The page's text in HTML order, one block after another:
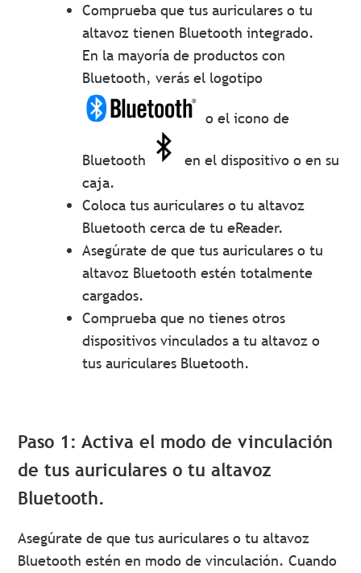
Comprueba que tus auriculares o tu
altavoz tienen Bluetooth integrado.
En la mayoría de productos con
Bluetooth, verás el logotipo
o el icono de
Bluetooth
en el dispositivo o en su
caja.
Coloca tus auriculares o tu altavoz
Bluetooth cerca de tu eReader.
Asegúrate de que tus auriculares o tu
altavoz Bluetooth estén totalmente
cargados.
Comprueba que no tienes otros
dispositivos vinculados a tu altavoz o
tus auriculares Bluetooth.
Paso 1: Activa el modo de vinculación
de tus auriculares o tu altavoz
Bluetooth.
Asegúrate de que tus auriculares o tu altavoz
Bluetooth estén en modo de vinculación. Cuando